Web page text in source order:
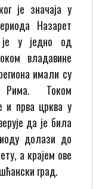
је значаја у
Назарет
је у једно од
владавине
имали су
Рима. Током
и прва црква у
да је била
долази до
а крајем ове
град.